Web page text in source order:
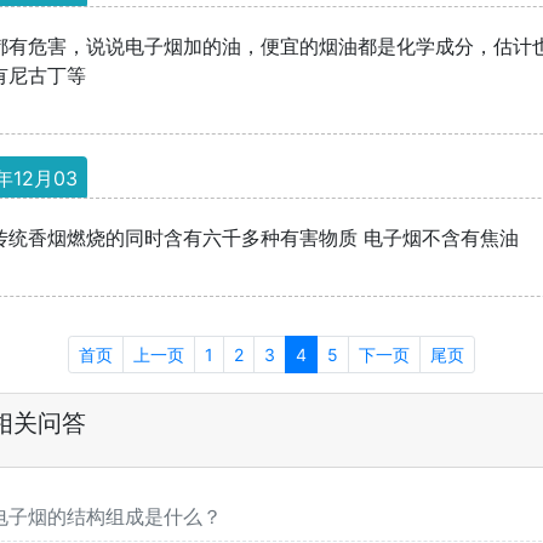
有危害，说说电子烟加的油，便宜的烟油都是化学成分，估计
尼古丁等
12月03
统香烟燃烧的同时含有六千多种有害物质 电子烟不含有焦油
首页 上一页 1 2 3 4 5 下一页 尾页
关问答
子烟的结构组成是什么？